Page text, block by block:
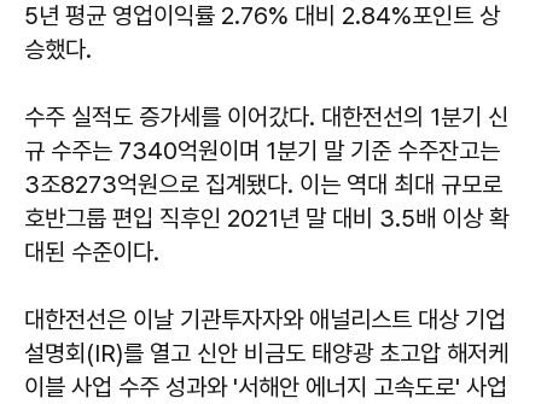
5년 평균 영업이익률 2.76% 대비 2.84%포인트 상
승했다.
수주 실적도 증가세를 이어갔다. 대한전선의 1분기 신
규 수주는 7340억원이며 1분기 말 기준 수주잔고는
3조8273억원으로 집계됐다. 이는 역대 최대 규모로
호반그룹 편입 직후인 2021년 말 대비 3.5배 이상 확
대된 수준이다.
대한전선은 이날 기관투자자와 애널리스트 대상 기업
설명회(IR)를 열고 신안 비금도 태양광 초고압 해저케
이블 사업 수주 성과와 '서해안 에너지 고속도로' 사업